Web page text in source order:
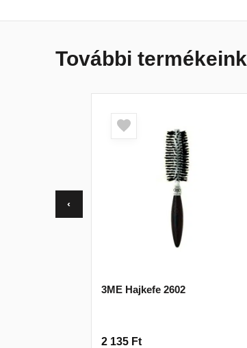
További termékeink
‹
3ME Hajkefe 2602
2 135 Ft